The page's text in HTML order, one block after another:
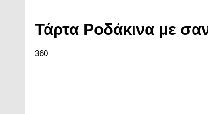
Τάρτα Ροδάκινα με
360